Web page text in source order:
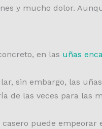
y mucho dolor.
en las uñas
sin embargo, las
de las veces para las
puede empeorar